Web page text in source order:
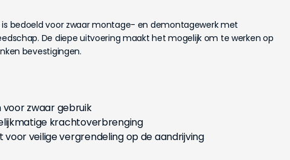
bedoeld voor zwaar montage- en demontagewerk met
De diepe uitvoering maakt het mogelijk om te werken op
bevestigingen.
zwaar gebruik
krachtoverbrenging
veilige vergrendeling op de aandrijving